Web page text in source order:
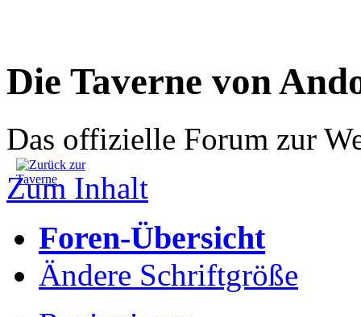
Die Taverne von
Das offizielle Forum zur
Zum Inhalt
Foren-Übersicht
Ändere Schriftgröße